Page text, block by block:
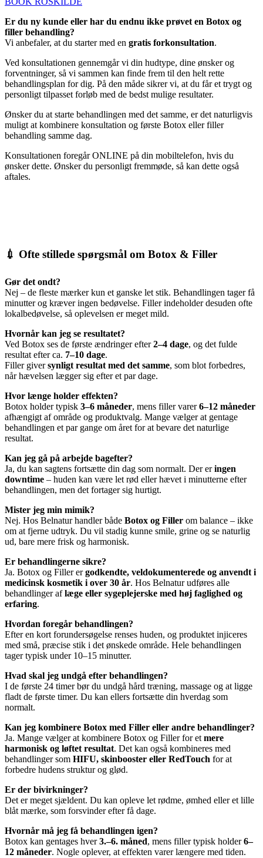
Er du ny kunde eller har du endnu ikke prøvet en Botox og
filler behandling?
Vi anbefaler, at du starter med en gratis forkonsultation.
Ved konsultationen gennemgår vi din hudtype, dine ønsker og
forventninger, så vi sammen kan finde frem til den helt rette
behandlingsplan for dig. På den måde sikrer vi, at du får et trygt og
personligt tilpasset forløb med de bedst mulige resultater.
Ønsker du at starte behandlingen med det samme, er det naturligvis
muligt at kombinere konsultation og første Botox eller filler
behandling samme dag.
Konsultationen foregår ONLINE på din mobiltelefon, hvis du
ønsker dette. Ønsker du personligt fremmøde, så kan dette også
aftales.
💉 Ofte stillede spørgsmål om Botox & Filler
Gør det ondt?
Nej – de fleste mærker kun et ganske let stik. Behandlingen tager få
minutter og kræver ingen bedøvelse. Filler indeholder desuden ofte
lokalbedøvelse, så oplevelsen er meget mild.
Hvornår kan jeg se resultatet?
Ved Botox ses de første ændringer efter2–4 dage, og det fulde
resultat efter ca. 7–10 dage.
Filler giversynligt resultat med det samme, som blot forbedres,
når hævelsen lægger sig efter et par dage.
Hvor længe holder effekten?
Botox holder typisk 3–6 måneder, mens filler varer6–12 måneder
afhængigt af område og produktvalg. Mange vælger at gentage
behandlingen et par gange om året for at bevare det naturlige
resultat.
Kan jeg gå på arbejde bagefter?
Ja, du kan sagtens fortsætte din dag som normalt. Der eringen
downtime – huden kan være let rød eller hævet i minutterne efter
behandlingen, men det fortager sig hurtigt.
Mister jeg min mimik?
Nej. Hos Belnatur handler både Botox og Filler om balance – ikke
om at fjerne udtryk. Du vil stadig kunne smile, grine og se naturlig
ud, bare mere frisk og harmonisk.
Er behandlingerne sikre?
Ja. Botox og Filler ergodkendte, veldokumenterede og anvendt i
medicinsk kosmetik i over 30 år. Hos Belnatur udføres alle
behandlinger aflæge eller sygeplejerske med høj faglighed og
erfaring.
Hvordan foregår behandlingen?
Efter en kort forundersøgelse renses huden, og produktet injiceres
med små, præcise stik i det ønskede område. Hele behandlingen
tager typisk under 10–15 minutter.
Hvad skal jeg undgå efter behandlingen?
I de første 24 timer bør du undgå hård træning, massage og at ligge
fladt de første timer. Du kan ellers fortsætte din hverdag som
normalt.
Kan jeg kombinere Botox med Filler eller andre behandlinger?
Ja. Mange vælger at kombinere Botox og Filler for et mere
harmonisk og løftet resultat. Det kan også kombineres med
behandlinger som HIFU, skinbooster eller RedTouch for at
forbedre hudens struktur og glød.
Er der bivirkninger?
Det er meget sjældent. Du kan opleve let rødme, ømhed eller et lille
blåt mærke, som forsvinder efter få dage.
Hvornår må jeg få behandlingen igen?
Botox kan gentages hver3.–6. måned, mens filler typisk holder6–
12 måneder. Nogle oplever, at effekten varer længere med tiden.